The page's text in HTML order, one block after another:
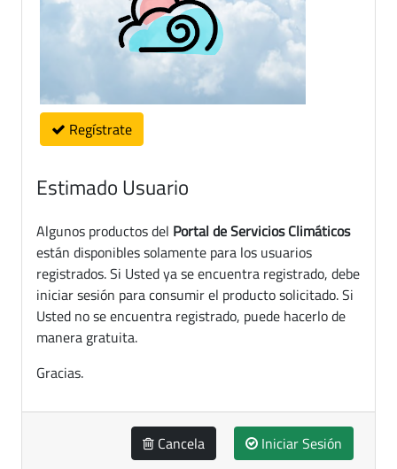
Regístrate
Estimado Usuario
Algunos productos del Portal de Servicios Climáticos
están disponibles solamente para los usuarios
registrados. Si Usted ya se encuentra registrado, debe
iniciar sesión para consumir el producto solicitado. Si
Usted no se encuentra registrado, puede hacerlo de
manera gratuita.
Gracias.
Cancela Iniciar Sesión